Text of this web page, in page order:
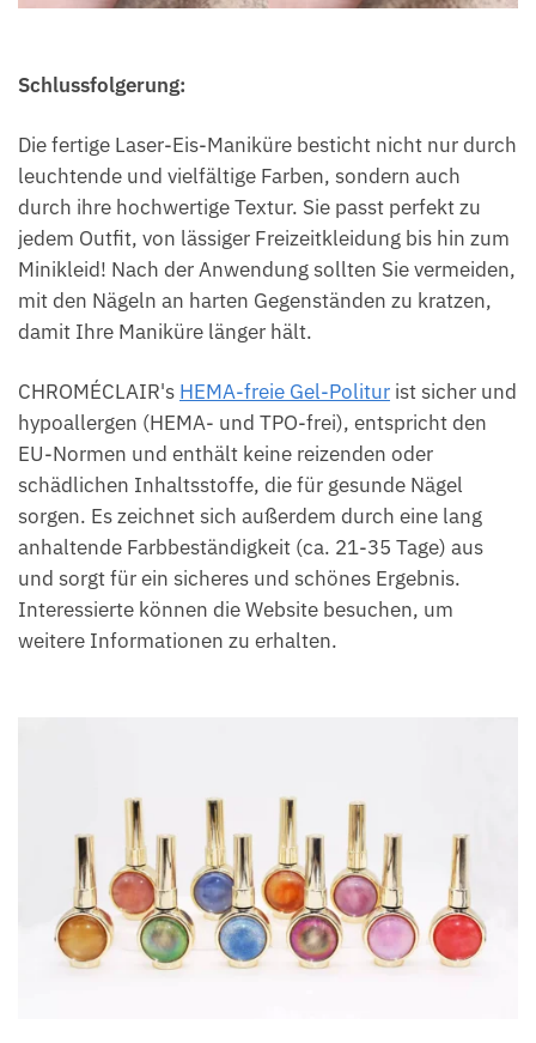
Schlussfolgerung:
Die fertige Laser-Eis-Maniküre besticht nicht nur durch
leuchtende und vielfältige Farben, sondern auch
durch ihre hochwertige Textur. Sie passt perfekt zu
jedem Outfit, von lässiger Freizeitkleidung bis hin zum
Minikleid! Nach der Anwendung sollten Sie vermeiden,
mit den Nägeln an harten Gegenständen zu kratzen,
damit Ihre Maniküre länger hält.
CHROMÉCLAIR's HEMA-freie Gel-Politur ist sicher und
hypoallergen (HEMA- und TPO-frei), entspricht den
EU-Normen und enthält keine reizenden oder
schädlichen Inhaltsstoffe, die für gesunde Nägel
sorgen. Es zeichnet sich außerdem durch eine lang
anhaltende Farbbeständigkeit (ca. 21-35 Tage) aus
und sorgt für ein sicheres und schönes Ergebnis.
Interessierte können die Website besuchen, um
weitere Informationen zu erhalten.